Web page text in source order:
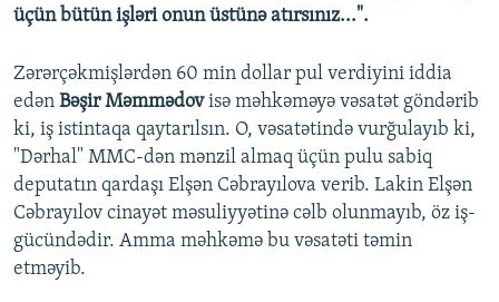
üçün bütün işləri onun üstünə atırsınız...".
Zərərçəkmişlərdən 60 min dollar pul verdiyini iddia
edən Bəşir Məmmədovisə məhkəməyə vəsatət göndərib
ki, iş istintaqa qaytarılsın. O, vəsatətində vurğulayıb ki,
"Dərhal" MMC-dən mənzil almaq üçün pulu sabiq
deputatın qardaşı Elşən Cəbrayılova verib. Lakin Elşən
Cəbrayılov cinayət məsuliyyətinə cəlb olunmayıb, öz iş-
gücündədir. Amma məhkəmə bu vəsatəti təmin
etməyib.